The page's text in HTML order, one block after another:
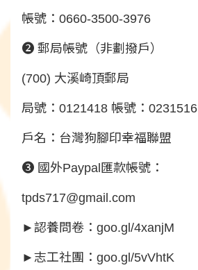
帳號：0660-3500-3976
❷ 郵局帳號（非劃撥戶）
(700) 大溪崎頂郵局
局號：0121418 帳號：0231516
戶名：台灣狗腳印幸福聯盟
❸ 國外Paypal匯款帳號：
tpds717@gmail.com
►認養問卷： goo.gl/4xanjM
►志工社團： goo.gl/5vVhtK